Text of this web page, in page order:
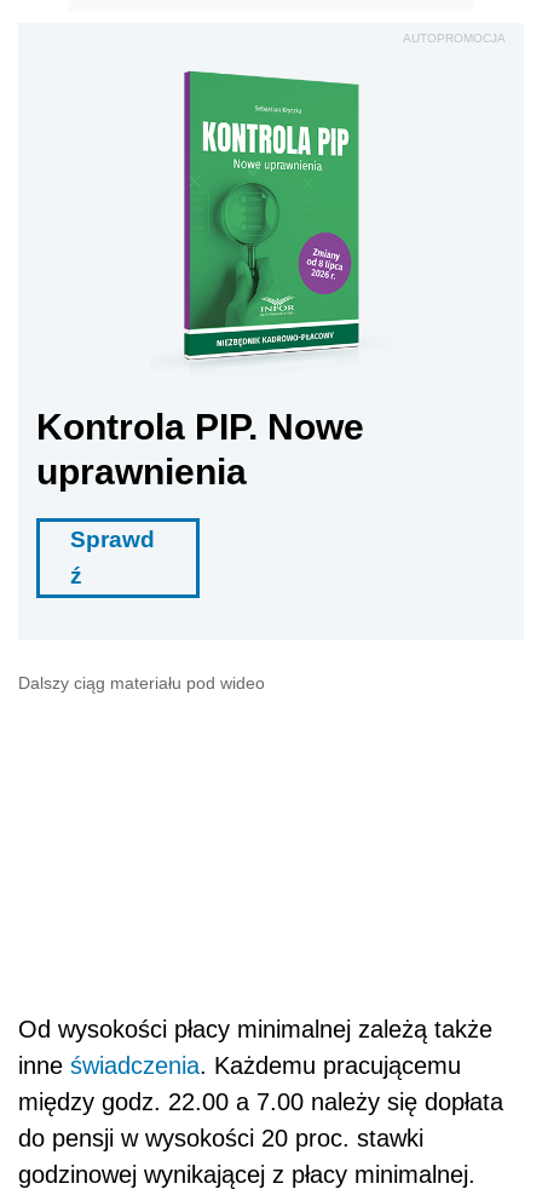
AUTOPROMOCJA
Kontrola PIP. Nowe
uprawnienia
Sprawd
ź
Dalszy ciąg materiału pod wideo
Od wysokości płacy minimalnej zależą także
inne świadczenia. Każdemu pracującemu
między godz. 22.00 a 7.00 należy się dopłata
do pensji w wysokości 20 proc. stawki
godzinowej wynikającej z płacy minimalnej.